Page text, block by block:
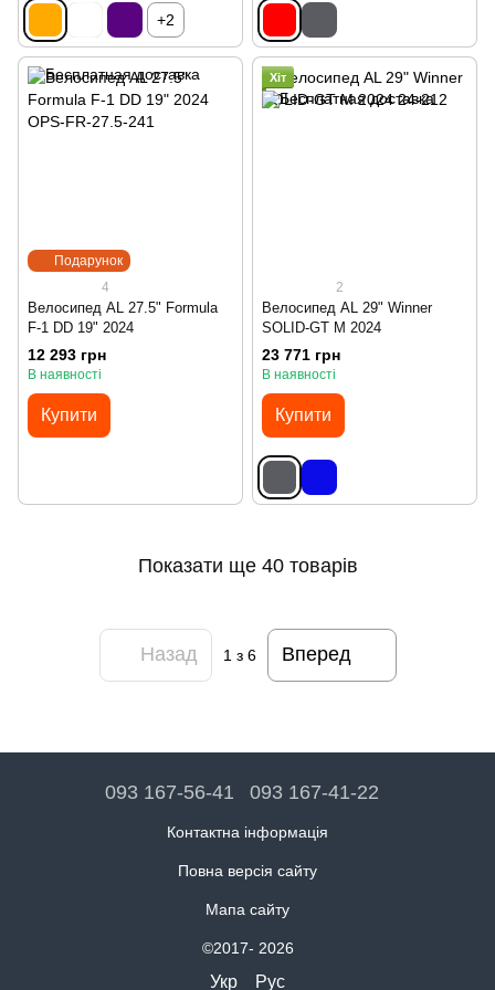
+2
Подарунок
4
Велосипед AL 27.5" Formula
F-1 DD 19" 2024
12 293 грн
В наявності
Купити
Хіт
2
Велосипед AL 29" Winner
SOLID-GT M 2024
23 771 грн
В наявності
Купити
Показати ще 40 товарів
Назад 1 з 6 Вперед
093 167-56-41 093 167-41-22
Контактна інформація
Повна версія сайту
Мапа сайту
©2017- 2026
Укр Рус